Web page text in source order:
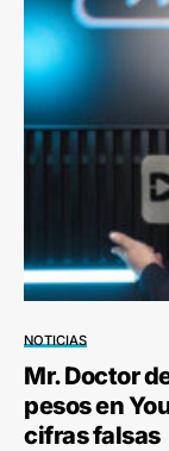
NOTICIAS
Mr. Doctor
pesos en
cifras falsas